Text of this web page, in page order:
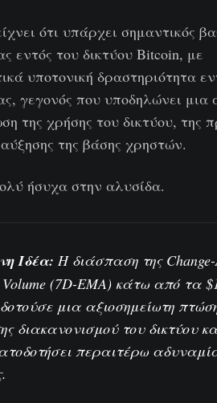
ότι υπάρχει σημαντικός
εντός του δικτύου Bitcoin, με
υποτονική δραστηριότητα
γεγονός που υποδηλώνει μια
της χρήσης του δικτύου, της
της βάσης χρηστών.
ήσυχα στην αλυσίδα.
Ιδέα: Η διάσπαση της
Volume (7D-EMA) κάτω από τα
μια αξιοσημείωτη
διακανονισμού του δικτύου
περαιτέρω